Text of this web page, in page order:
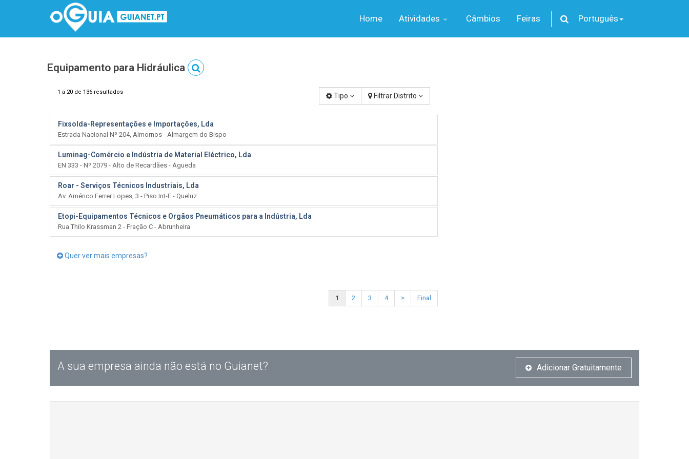
Home Atividades Câmbios Feiras Português
Equipamento para Hidráulica
1 a 20 de 136 resultados Tipo Filtrar Distrito
Fixsolda-Representações e Importações, Lda
Estrada Nacional Nº 204, Almornos - Almargem do Bispo
Luminag-Comércio e Indústria de Material Eléctrico, Lda
EN 333 - Nº 2079 - Alto de Recardães - Águeda
Roar - Serviços Técnicos Industriais, Lda
Av. Américo Ferrer Lopes, 3 - Piso Int-E - Queluz
Etopi-Equipamentos Técnicos e Orgãos Pneumáticos para a Indústria, Lda
Rua Thilo Krassman 2 - Fração C - Abrunheira
Quer ver mais empresas?
1 2 3 4 > Final
A sua empresa ainda não está no Guianet? Adicionar Gratuitamente